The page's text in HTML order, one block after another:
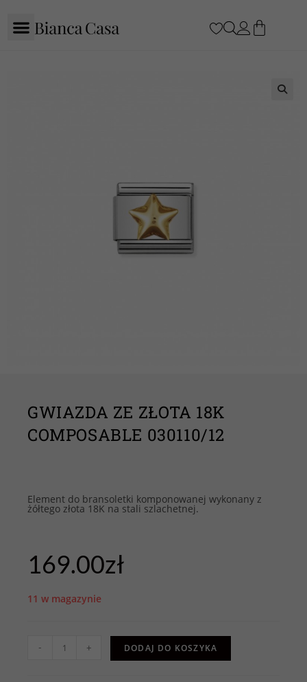
GWIAZDA ZE ZŁOTA 18K
COMPOSABLE 030110/12
Element do bransoletki komponowanej wykonany z
żółtego złota 18K na stali szlachetnej.
169.00zł
11 w magazynie
- + DODAJ DO KOSZYKA